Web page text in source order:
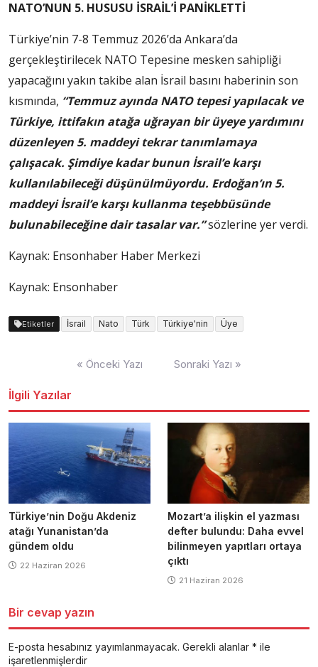
NATO’NUN 5. HUSUSU İSRAİL’İ PANİKLETTİ
Türkiye’nin 7-8 Temmuz 2026’da Ankara’da
gerçekleştirilecek NATO Tepesine mesken sahipliği
yapacağını yakın takibe alan İsrail basını haberinin son
kısmında, “Temmuz ayında NATO tepesi yapılacak ve
Türkiye, ittifakın atağa uğrayan bir üyeye yardımını
düzenleyen 5. maddeyi tekrar tanımlamaya
çalışacak. Şimdiye kadar bunun İsrail’e karşı
kullanılabileceği düşünülmüyordu. Erdoğan’ın 5.
maddeyi İsrail’e karşı kullanma teşebbüsünde
bulunabileceğine dair tasalar var.”sözlerine yer verdi.
Kaynak: Ensonhaber Haber Merkezi
Kaynak: Ensonhaber
Etiketler İsrail Nato Türk Türkiye'nin Üye
« Önceki Yazı Sonraki Yazı »
İlgili Yazılar
Türkiye’nin Doğu Akdeniz
atağı Yunanistan’da
gündem oldu
22 Haziran 2026
Mozart’a ilişkin el yazması
defter bulundu: Daha evvel
bilinmeyen yapıtları ortaya
çıktı
21 Haziran 2026
Bir cevap yazın
E-posta hesabınız yayımlanmayacak. Gerekli alanlar * ile
işaretlenmişlerdir